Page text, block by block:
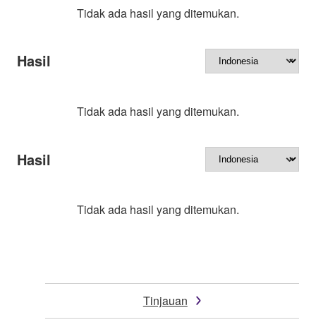
Tidak ada hasil yang ditemukan.
Hasil
Tidak ada hasil yang ditemukan.
Hasil
Tidak ada hasil yang ditemukan.
Tinjauan